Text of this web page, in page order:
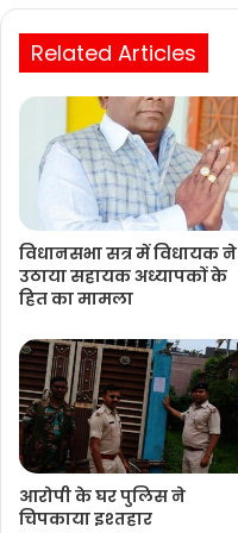
Related Articles
विधानसभा सत्र में विधायक ने
उठाया सहायक अध्यापकों के
हित का मामला
आरोपी के घर पुलिस ने
चिपकाया इश्तहार